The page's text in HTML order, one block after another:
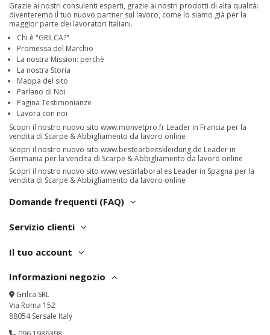
Grazie ai nostri consulenti esperti, grazie ai nostri prodotti di alta qualità:
diventeremo il tuo nuovo partner sul lavoro, come lo siamo già per la
maggior parte dei lavoratori Italiani.
Chi è "GRILCA?"
Promessa del Marchio
La nostra Mission: perchè
La nostra Storia
Mappa del sito
Parlano di Noi
Pagina Testimonianze
Lavora con noi
Scopri il nostro nuovo sito www.monvetpro.fr Leader in Francia per la
vendita di Scarpe & Abbigliamento da lavoro online
Scopri il nostro nuovo sito www.bestearbeitskleidung.de Leader in
Germania per la vendita di Scarpe & Abbigliamento da lavoro online
Scopri il nostro nuovo sito www.vestirlaboral.es Leader in Spagna per la
vendita di Scarpe & Abbigliamento da lavoro online
Domande frequenti (FAQ)
Servizio clienti
Il tuo account
Informazioni negozio
Grilca SRL
Via Roma 152
88054 Sersale Italy